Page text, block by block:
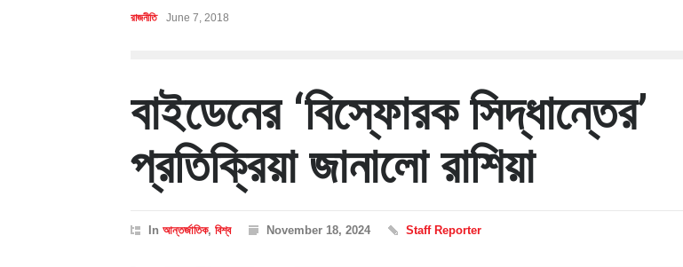
রাজনীতি June 7, 2018
বাইডেনের ‘বিস্ফোরক সিদ্ধান্তের’
প্রতিক্রিয়া জানালো রাশিয়া
In আন্তর্জাতিক, বিশ্ব November 18, 2024 Staff Reporter